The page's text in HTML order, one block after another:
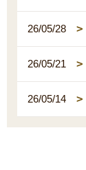
26/05/28
26/05/21
26/05/14